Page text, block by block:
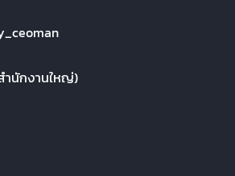
ำนักงานใหญ่)